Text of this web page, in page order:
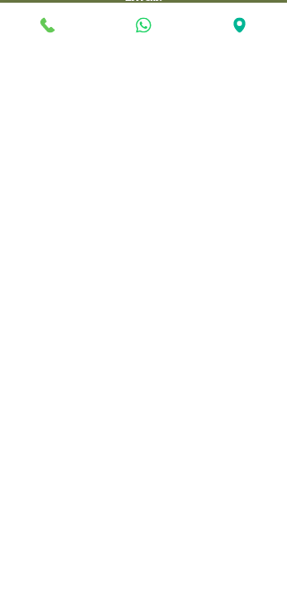
administracion@anilab.com.co
Clínica: